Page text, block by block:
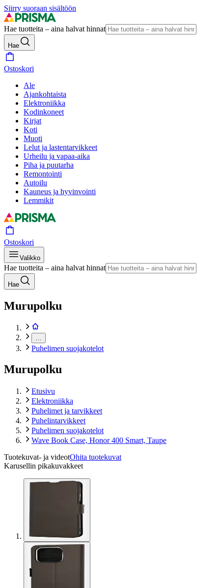
Siirry suoraan sisältöön
Hae tuotteita – aina halvat hinnat
Hae
Ostoskori
Ale
Ajankohtaista
Elektroniikka
Kodinkoneet
Kirjat
Koti
Muoti
Lelut ja lastentarvikkeet
Urheilu ja vapaa-aika
Piha ja puutarha
Remontointi
Autoilu
Kauneus ja hyvinvointi
Lemmikit
Ostoskori
Valikko
Hae tuotteita – aina halvat hinnat
Hae
Murupolku
Puhelimen suojakotelot
Murupolku
Etusivu
Elektroniikka
Puhelimet ja tarvikkeet
Puhelintarvikkeet
Puhelimen suojakotelot
Wave Book Case, Honor 400 Smart, Taupe
Tuotekuvat- ja videotOhita tuotekuvat
Karusellin pikakuvakkeet